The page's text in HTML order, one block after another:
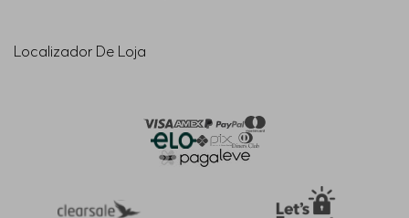
Localizador De Loja